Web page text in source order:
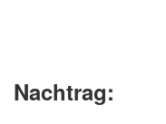
Nachtrag: